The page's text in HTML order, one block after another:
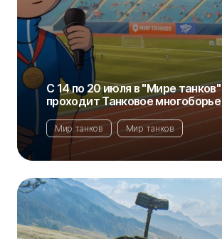
С 14 по 20 июля в "Мире танков"
проходит Танковое многоборье
Мир танков Мир танков